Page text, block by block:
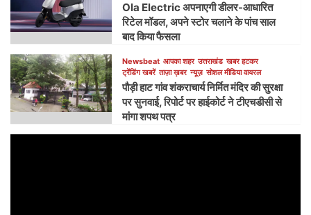
Ola Electric अपनाएगी डीलर-आधारित
रिटेल मॉडल, अपने स्टोर चलाने के पांच साल
बाद किया फैसला
Newsbeat आपका शहर उत्तराखंड खबर हटकर
ट्रेंडिंग खबरें ताज़ा ख़बर न्यूज़ सोशल मीडिया वायरल
पौड़ी हाट गांव शंकराचार्य निर्मित मंदिर की सुरक्षा
पर सुनवाई, रिपोर्ट पर हाईकोर्ट ने टीएचडीसी से
मांगा शपथ पत्र